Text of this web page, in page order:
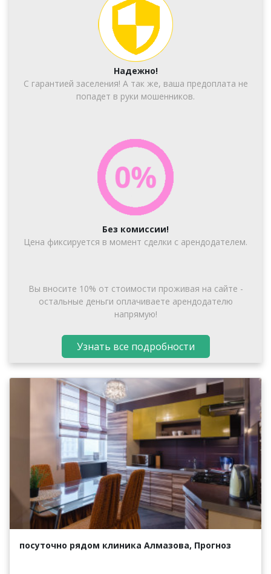
Надежно!
С гарантией заселения! А так же, ваша предоплата не
попадет в руки мошенников.
Без комиссии!
Цена фиксируется в момент сделки с арендодателем.
Вы вносите 10% от стоимости проживая на сайте -
остальные деньги оплачиваете арендодателю
напрямую!
Узнать все подробности
посуточно рядом клиника Алмазова, Прогноз